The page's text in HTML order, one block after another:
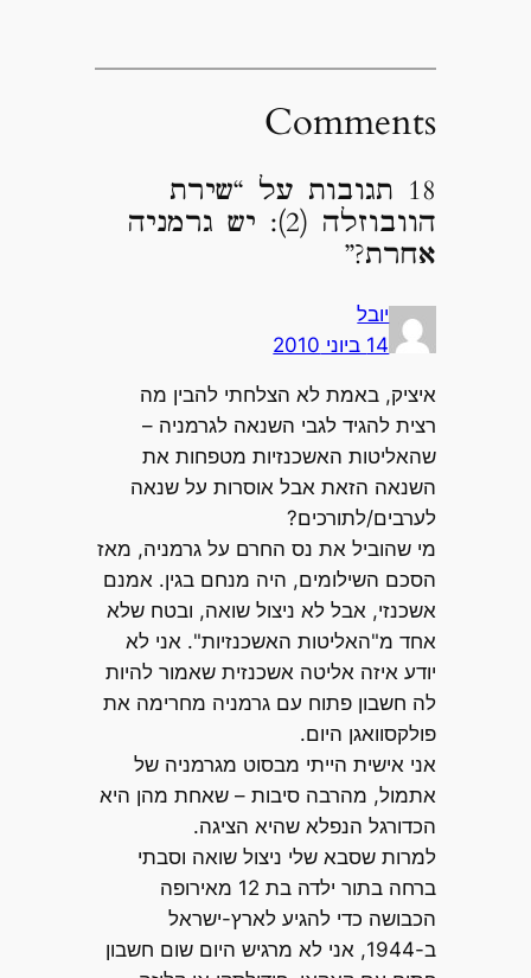
Comments
18 תגובות על “שירת
הוובוזלה (2): יש גרמניה
אחרת?”
יובל
14 ביוני 2010
איציק, באמת לא הצלחתי להבין מה
רצית להגיד לגבי השנאה לגרמניה –
שהאליטות האשכנזיות מטפחות את
השנאה הזאת אבל אוסרות על שנאה
לערבים/לתורכים?
מי שהוביל את נס החרם על גרמניה, מאז
הסכם השילומים, היה מנחם בגין. אמנם
אשכנזי, אבל לא ניצול שואה, ובטח שלא
אחד מ"האליטות האשכנזיות". אני לא
יודע איזה אליטה אשכנזית שאמור להיות
לה חשבון פתוח עם גרמניה מחרימה את
פולקסוואגן היום.
אני אישית הייתי מבסוט מגרמניה של
אתמול, מהרבה סיבות – שאחת מהן היא
הכדורגל הנפלא שהיא הציגה.
למרות שסבא שלי ניצול שואה וסבתי
ברחה בתור ילדה בת 12 מאירופה
הכבושה כדי להגיע לארץ-ישראל
ב-1944, אני לא מרגיש היום שום חשבון